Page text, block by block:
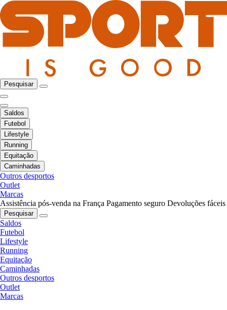
Pesquisar
Saldos
Futebol
Lifestyle
Running
Equitação
Caminhadas
Outros desportos
Outlet
Marcas
Assistência pós-venda na França Pagamento seguro Devoluções fáceis
Pesquisar
Saldos
Futebol
Lifestyle
Running
Equitação
Caminhadas
Outros desportos
Outlet
Marcas